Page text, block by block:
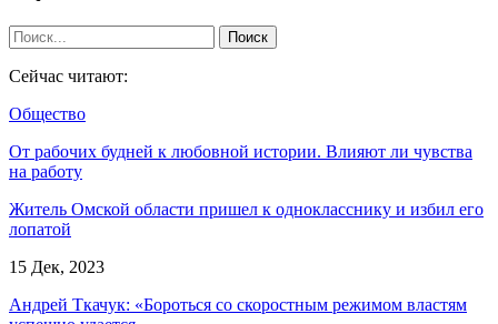
Сейчас читают:
Общество
От рабочих будней к любовной истории. Влияют ли чувства
на работу
Житель Омской области пришел к однокласснику и избил его
лопатой
15 Дек, 2023
Андрей Ткачук: «Бороться со скоростным режимом властям